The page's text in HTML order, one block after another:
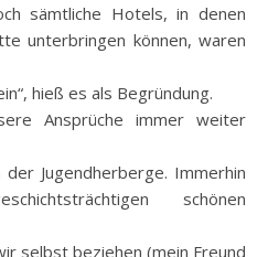
sämtliche Hotels, in denen
unterbringen können, waren
hieß es als Begründung.
Ansprüche immer weiter
Jugendherberge. Immerhin
schönen
selbst beziehen (mein Freund